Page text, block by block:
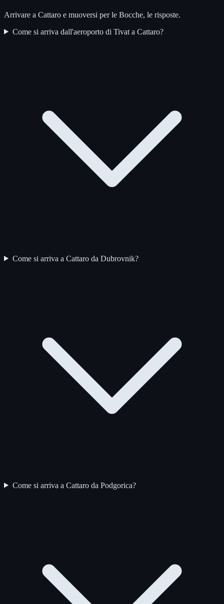
Arrivare a Cattaro e muoversi per le Bocche, le risposte.
Come si arriva dall'aeroporto di Tivat a Cattaro?
Come si arriva a Cattaro da Dubrovnik?
Come si arriva a Cattaro da Podgorica?